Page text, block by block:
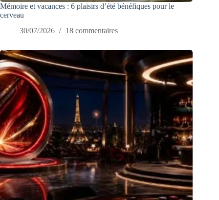
Mémoire et vacances : 6 plaisirs d’été bénéfiques pour le
cerveau
30/07/2026
18 commentaires